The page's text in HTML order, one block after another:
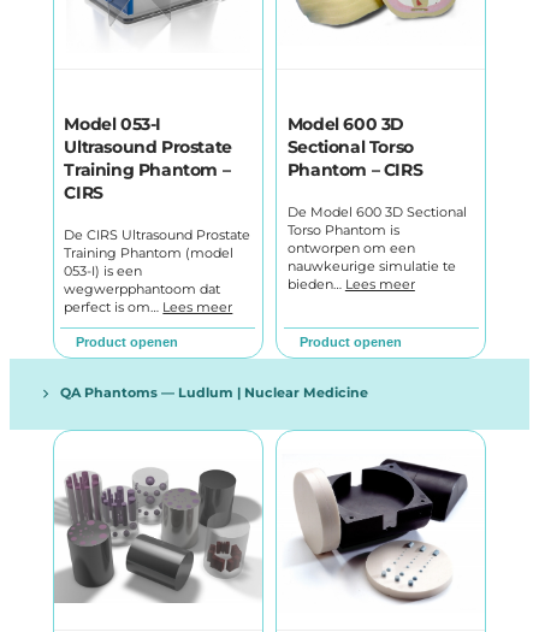
Model 053-I
Ultrasound Prostate
Training Phantom –
CIRS
De CIRS Ultrasound Prostate
Training Phantom (model
053-I) is een
wegwerpphantoom dat
perfect is om… Lees meer
Product openen
Model 600 3D
Sectional Torso
Phantom – CIRS
De Model 600 3D Sectional
Torso Phantom is
ontworpen om een
nauwkeurige simulatie te
bieden… Lees meer
Product openen
QA Phantoms — Ludlum | Nuclear Medicine